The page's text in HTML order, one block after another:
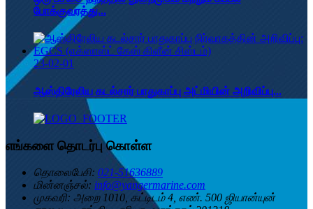
போக்குவரத்து...
23-02-01
ஆஸ்திரேலிய கடல்சார் பாதுகாப்பு அட்மியின் அறிவிப்பு...
எங்களை தொடர்பு கொள்ள
தொலைபேசி: 021-51636889
மின்னஞ்சல்: info@yangermarine.com
முகவரி: அறை 1010, கட்டிடம் 4, எண். 500 ஜியான்யுன்